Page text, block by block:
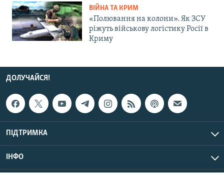
ВІЙНА ТА КРИМ
«Полювання на колони». Як ЗСУ
ріжуть військову логістику Росії в
Криму
ДОЛУЧАЙСЯ!
ПІДТРИМКА
ІНФО